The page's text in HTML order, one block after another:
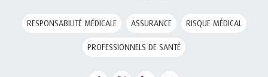
RESPONSABILITÉ MÉDICALE ASSURANCE RISQUE MÉDICAL
PROFESSIONNELS DE SANTÉ